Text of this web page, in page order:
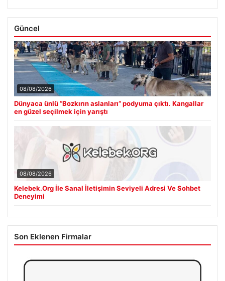
Güncel
08/08/2026
Dünyaca ünlü “Bozkırın aslanları” podyuma çıktı. Kangallar
en güzel seçilmek için yarıştı
08/08/2026
Kelebek.Org İle Sanal İletişimin Seviyeli Adresi Ve Sohbet
Deneyimi
Son Eklenen Firmalar